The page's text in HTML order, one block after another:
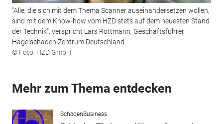
"Alle, die sich mit dem Thema Scanner auseinandersetzen wollen,
sind mit dem Know-how vom HZD stets auf dem neuesten Stand
der Technik", verspricht Lars Rottmann, Geschäftsführer
Hagelschaden Zentrum Deutschland.
© Foto: HZD GmbH
Mehr zum Thema entdecken
SchadenBusiness